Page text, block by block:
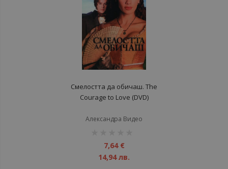
Смелостта да обичаш. The
Courage to Love (DVD)
Александра Видео
7,64 €
14,94 лв.